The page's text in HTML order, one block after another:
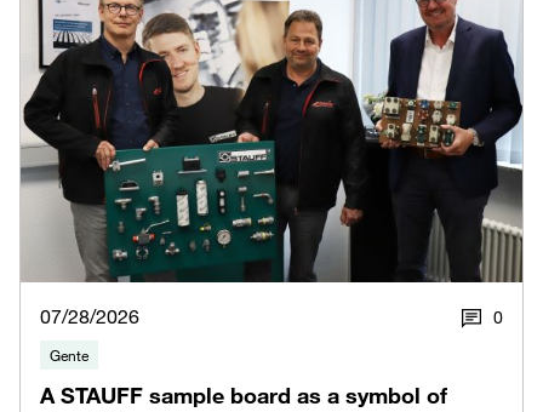
07/28/2026 0
Gente
A STAUFF sample board as a symbol of